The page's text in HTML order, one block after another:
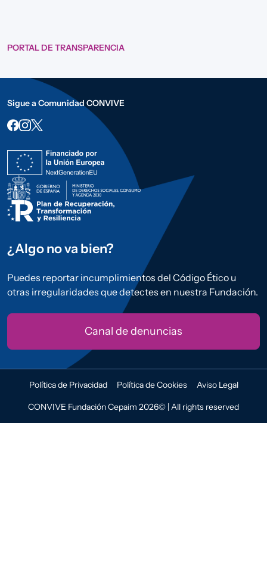
PORTAL DE TRANSPARENCIA
Sigue a Comunidad CONVIVE
¿Algo no va bien?
Puedes reportar incumplimientos del Código Ético u
otras irregularidades que detectes en nuestra Fundación.
Canal de denuncias
CONVIVE Fundación Cepaim 2026© | All rights reserved
Política de Privacidad Política de Cookies Aviso Legal